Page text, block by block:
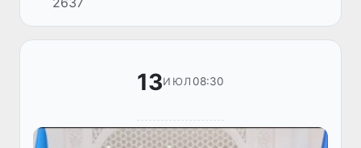
аморотии AlHuda CIBE ташкил карда шуд.
Дар ин ҳамоиши байналмилалӣ н...
13ИЮЛ 08:30